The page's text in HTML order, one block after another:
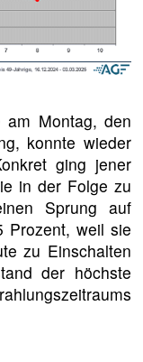
am Montag, den
konnte wieder
ging jener
in der Folge zu
Sprung auf
Prozent, weil sie
zu Einschalten
der höchste